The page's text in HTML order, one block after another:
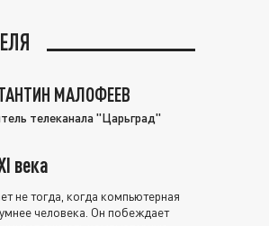
МАЛОФЕЕВ
телеканала "Царьград"
века
не тогда, когда компьютерная
человека. Он побеждает